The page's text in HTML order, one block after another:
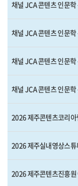
채널 JCA 콘텐츠 인문
채널 JCA 콘텐츠 인문
채널 JCA 콘텐츠 인문
채널 JCA 콘텐츠 인문
2026 제주콘텐츠코리
2026 제주실내영상스
2026 제주콘텐츠진흥